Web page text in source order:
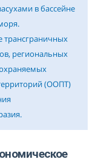
в бассейне
трансграничных
региональных
(ООПТ)